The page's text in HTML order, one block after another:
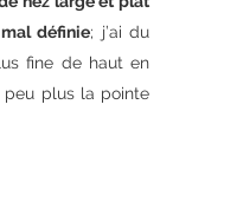
maldéfinie; j’ai du
fine de haut en
peu plus la pointe